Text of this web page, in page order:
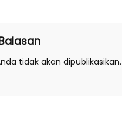
tidak akan dipublikasikan.